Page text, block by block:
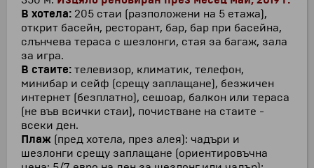
В хотела: 205 стаи (разположени на 5 етажа),
открит басейн, ресторант, бар, бар при басейна,
слънчева тераса с шезлонги, стая за багаж, зала
за игра.
В стаите: телевизор, климатик, телефон,
минибар и сейф (срещу заплащане), безжичен
интернет (безплатно), сешоар, балкон или тераса
(не във всички стаи), почистване на стаите -
всеки ден.
Плаж (пред хотела, през алея): чадъри и
шезлонги срещу заплащане (ориентировъчна